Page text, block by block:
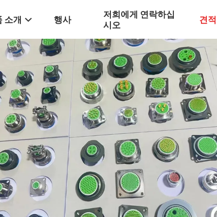
소개 행사
저희에게 연락하십
시오
견